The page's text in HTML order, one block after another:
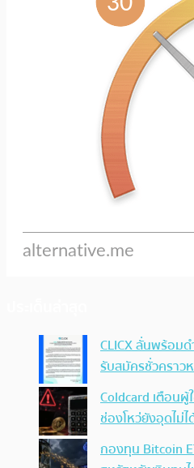
CLICX ลั่นพร้อม
รับสมัครชั่วคราว
Coldcard เตือน
ช่องโหว่ยังอุดไม่ไ
กองทุน Bitcoin